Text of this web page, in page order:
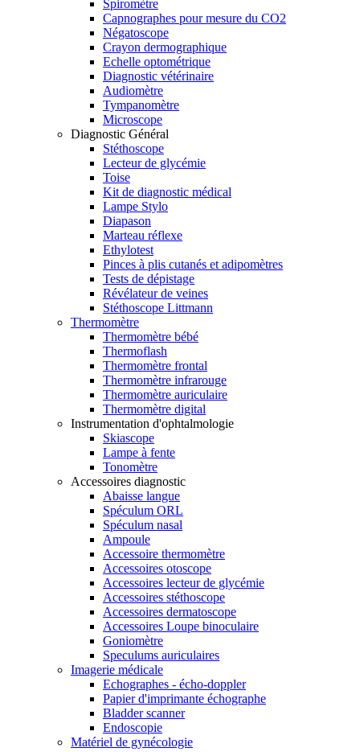
Spiromètre
Capnographes pour mesure du CO2
Négatoscope
Crayon dermographique
Echelle optométrique
Diagnostic vétérinaire
Audiomètre
Tympanomètre
Microscope
Diagnostic Général
Stéthoscope
Lecteur de glycémie
Toise
Kit de diagnostic médical
Lampe Stylo
Diapason
Marteau réflexe
Ethylotest
Pinces à plis cutanés et adipomètres
Tests de dépistage
Révélateur de veines
Stéthoscope Littmann
Thermomètre
Thermomètre bébé
Thermoflash
Thermomètre frontal
Thermomètre infrarouge
Thermomètre auriculaire
Thermomètre digital
Instrumentation d'ophtalmologie
Skiascope
Lampe à fente
Tonomètre
Accessoires diagnostic
Abaisse langue
Spéculum ORL
Spéculum nasal
Ampoule
Accessoire thermomètre
Accessoires otoscope
Accessoires lecteur de glycémie
Accessoires stéthoscope
Accessoires dermatoscope
Accessoires Loupe binoculaire
Goniomètre
Speculums auriculaires
Imagerie médicale
Echographes - écho-doppler
Papier d'imprimante échographe
Bladder scanner
Endoscopie
Matériel de gynécologie